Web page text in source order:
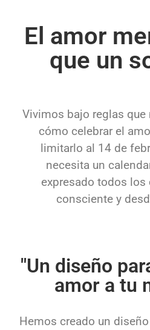
El amor
que un
Vivimos bajo reglas
cómo celebrar el
limitarlo al 14 de
necesita un
expresado todos los
consciente y
"Un diseño
amor a tu
Hemos creado un